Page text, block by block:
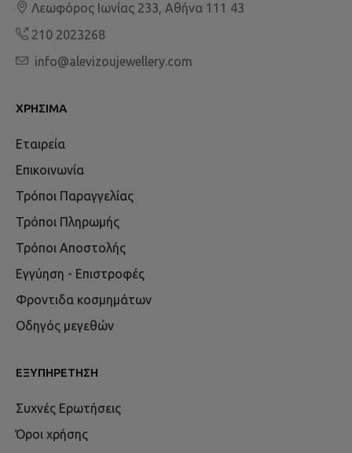
Λεωφόρος Ιωνίας 233, Αθήνα 111 43
210 2023268
info@alevizoujewellery.com
ΧΡΉΣΙΜΑ
Εταιρεία
Επικοινωνία
Τρόποι Παραγγελίας
Τρόποι Πληρωμής
Τρόποι Αποστολής
Εγγύηση - Επιστροφές
Φροντιδα κοσμημάτων
Οδηγός μεγεθών
ΕΞΥΠΗΡΈΤΗΣΗ
Συχνές Ερωτήσεις
Όροι χρήσης